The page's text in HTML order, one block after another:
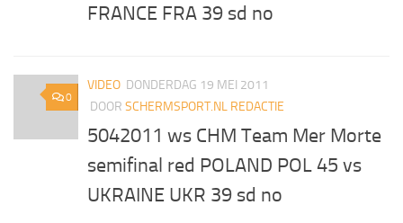
FRANCE FRA 39 sd no
0
VIDEO DONDERDAG 19 MEI 2011
DOOR SCHERMSPORT.NL REDACTIE
5042011 ws CHM Team Mer Morte
semifinal red POLAND POL 45 vs
UKRAINE UKR 39 sd no